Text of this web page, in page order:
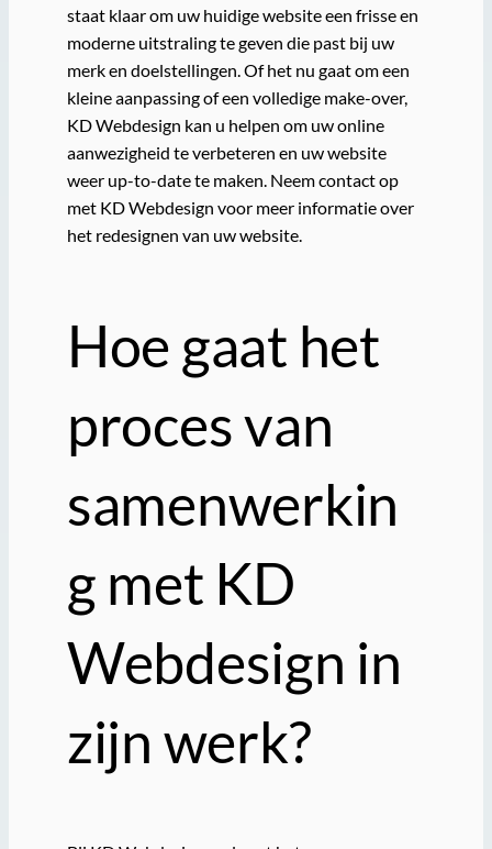
staat klaar om uw huidige website een frisse en
moderne uitstraling te geven die past bij uw
merk en doelstellingen. Of het nu gaat om een
kleine aanpassing of een volledige make-over,
KD Webdesign kan u helpen om uw online
aanwezigheid te verbeteren en uw website
weer up-to-date te maken. Neem contact op
met KD Webdesign voor meer informatie over
het redesignen van uw website.
Hoe gaat het
proces van
samenwerkin
g met KD
Webdesign in
zijn werk?